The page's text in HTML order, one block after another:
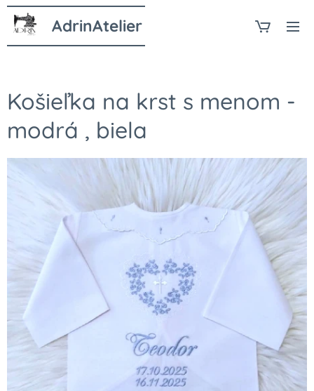
AdrinAtelier
Košieľka na krst s menom -
modrá , biela